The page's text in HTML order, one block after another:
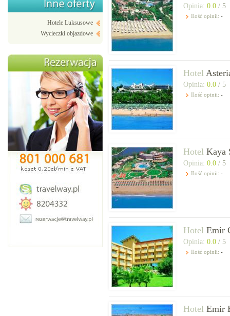
Hotele Luksusowe
Wycieczki objazdowe
Opinia: 0.0 / 5
Ilość opinii: -
Hotel
Opinia: 0.0 / 5
Ilość opinii: -
Hotel Kaya
Opinia: 0.0 / 5
Ilość opinii: -
Hotel Emir
Opinia: 0.0 / 5
Ilość opinii: -
Hotel Emir